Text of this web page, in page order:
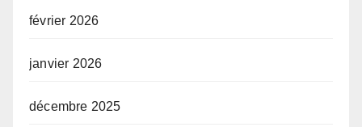
février 2026
janvier 2026
décembre 2025